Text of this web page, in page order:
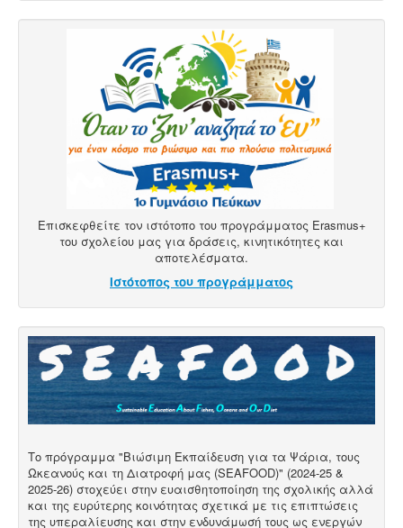
Επισκεφθείτε τον ιστότοπο του προγράμματος Erasmus+
του σχολείου μας για δράσεις, κινητικότητες και
αποτελέσματα.
Ιστότοπος του προγράμματος
Το πρόγραμμα "Βιώσιμη Εκπαίδευση για τα Ψάρια, τους
Ωκεανούς και τη Διατροφή μας (SEAFOOD)" (2024-25 &
2025-26) στοχεύει στην ευαισθητοποίηση της σχολικής αλλά
και της ευρύτερης κοινότητας σχετικά με τις επιπτώσεις
της υπεραλίευσης και στην ενδυνάμωσή τους ως ενεργών